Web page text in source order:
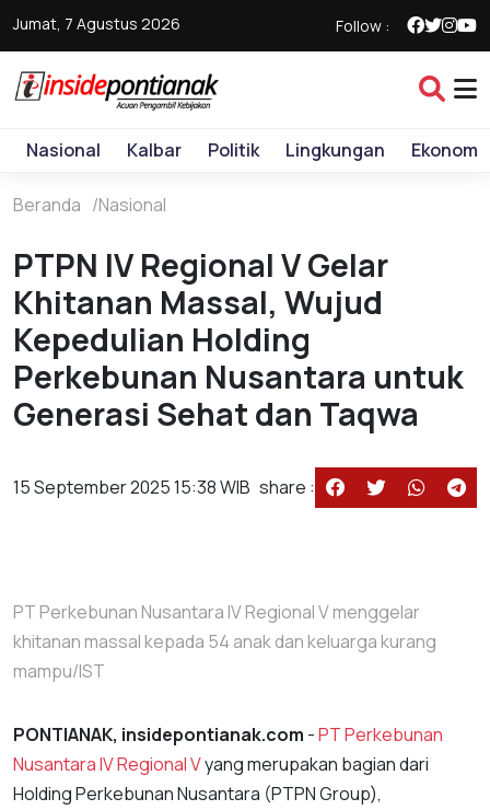
Jumat, 7 Agustus 2026 Follow :
Nasional Kalbar Politik Lingkungan Ekonomi
Beranda Nasional
PTPN IV Regional V Gelar
Khitanan Massal, Wujud
Kepedulian Holding
Perkebunan Nusantara untuk
Generasi Sehat dan Taqwa
15 September 2025 15:38 WIB share :
PT Perkebunan Nusantara IV Regional V menggelar
khitanan massal kepada 54 anak dan keluarga kurang
mampu/IST
PONTIANAK, insidepontianak.com -PT Perkebunan
Nusantara IV Regional Vyang merupakan bagian dari
Holding Perkebunan Nusantara (PTPN Group),